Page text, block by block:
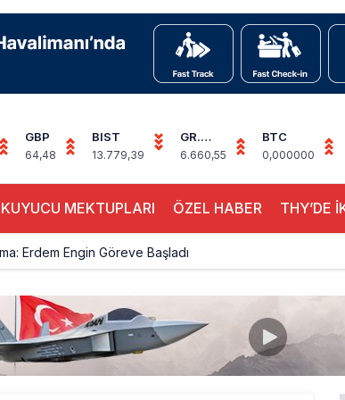
GBP
64,48
BIST
13.779,39
GR.
ALTIN
6.660,55
BTC
0,000000
MEKTUPLARI ÖZEL HABER THY’DE
Erdem Engin Göreve Başladı
En Yoğunu Oldu, Dünyada 7’nciliğe Yükseldi
Üzerinden Geri Döndü